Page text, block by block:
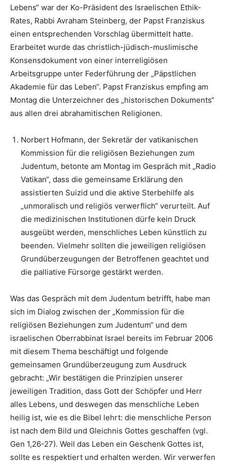
Lebens“ war der Ko-Präsident des Israelischen Ethik-
Rates, Rabbi Avraham Steinberg, der Papst Franziskus
einen entsprechenden Vorschlag übermittelt hatte.
Erarbeitet wurde das christlich-jüdisch-muslimische
Konsensdokument von einer interreligiösen
Arbeitsgruppe unter Federführung der „Päpstlichen
Akademie für das Leben“. Papst Franziskus empfing am
Montag die Unterzeichner des „historischen Dokuments“
aus allen drei abrahamitischen Religionen.
Norbert Hofmann, der Sekretär der vatikanischen
Kommission für die religiösen Beziehungen zum
Judentum, betonte am Montag im Gespräch mit „Radio
Vatikan“, dass die gemeinsame Erklärung den
assistierten Suizid und die aktive Sterbehilfe als
„unmoralisch und religiös verwerflich“ verurteilt. Auf
die medizinischen Institutionen dürfe kein Druck
ausgeübt werden, menschliches Leben künstlich zu
beenden. Vielmehr sollten die jeweiligen religiösen
Grundüberzeugungen der Betroffenen geachtet und
die palliative Fürsorge gestärkt werden.
Was das Gespräch mit dem Judentum betrifft, habe man
sich im Dialog zwischen der „Kommission für die
religiösen Beziehungen zum Judentum“ und dem
israelischen Oberrabbinat Israel bereits im Februar 2006
mit diesem Thema beschäftigt und folgende
gemeinsamen Grundüberzeugung zum Ausdruck
gebracht: „Wir bestätigen die Prinzipien unserer
jeweiligen Tradition, dass Gott der Schöpfer und Herr
alles Lebens, und deswegen das menschliche Leben
heilig ist, wie es die Bibel lehrt: die menschliche Person
ist nach dem Bild und Gleichnis Gottes geschaffen (vgl.
Gen 1,26-27). Weil das Leben ein Geschenk Gottes ist,
sollte es respektiert und erhalten werden. Wir verwerfen